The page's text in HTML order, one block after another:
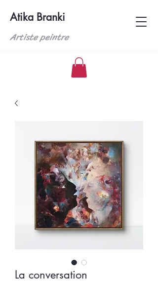
Atika Branki
Artiste peintre
La conversation